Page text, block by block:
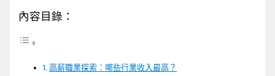
內容目錄：
高薪職業探索：哪些行業收入最高？